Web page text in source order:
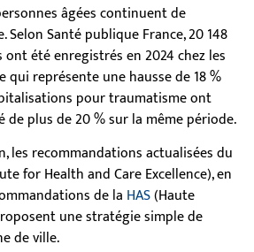
âgées continuent de
Selon Santé publique France, 20 148
ont été enregistrés en 2024 chez les
qui représente une hausse de 18 %
pour traumatisme ont
plus de 20 % sur la même période.
les recommandations actualisées du
for Health and Care Excellence), en
de la HAS(Haute
une stratégie simple de
de ville.